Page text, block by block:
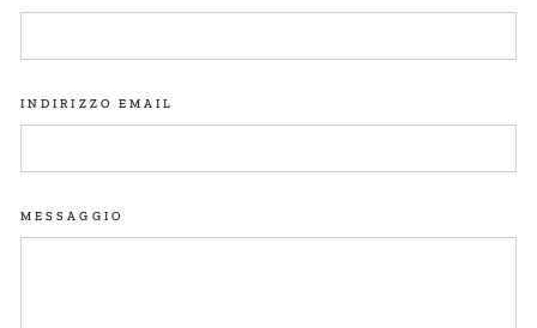
INDIRIZZO EMAIL
MESSAGGIO